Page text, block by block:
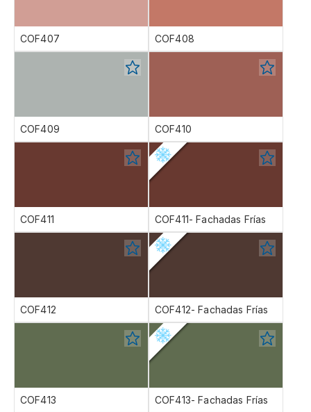
COF407 COF408
COF409 COF410
COF411 COF411- Fachadas Frías
COF412 COF412- Fachadas Frías
COF413 COF413- Fachadas Frías